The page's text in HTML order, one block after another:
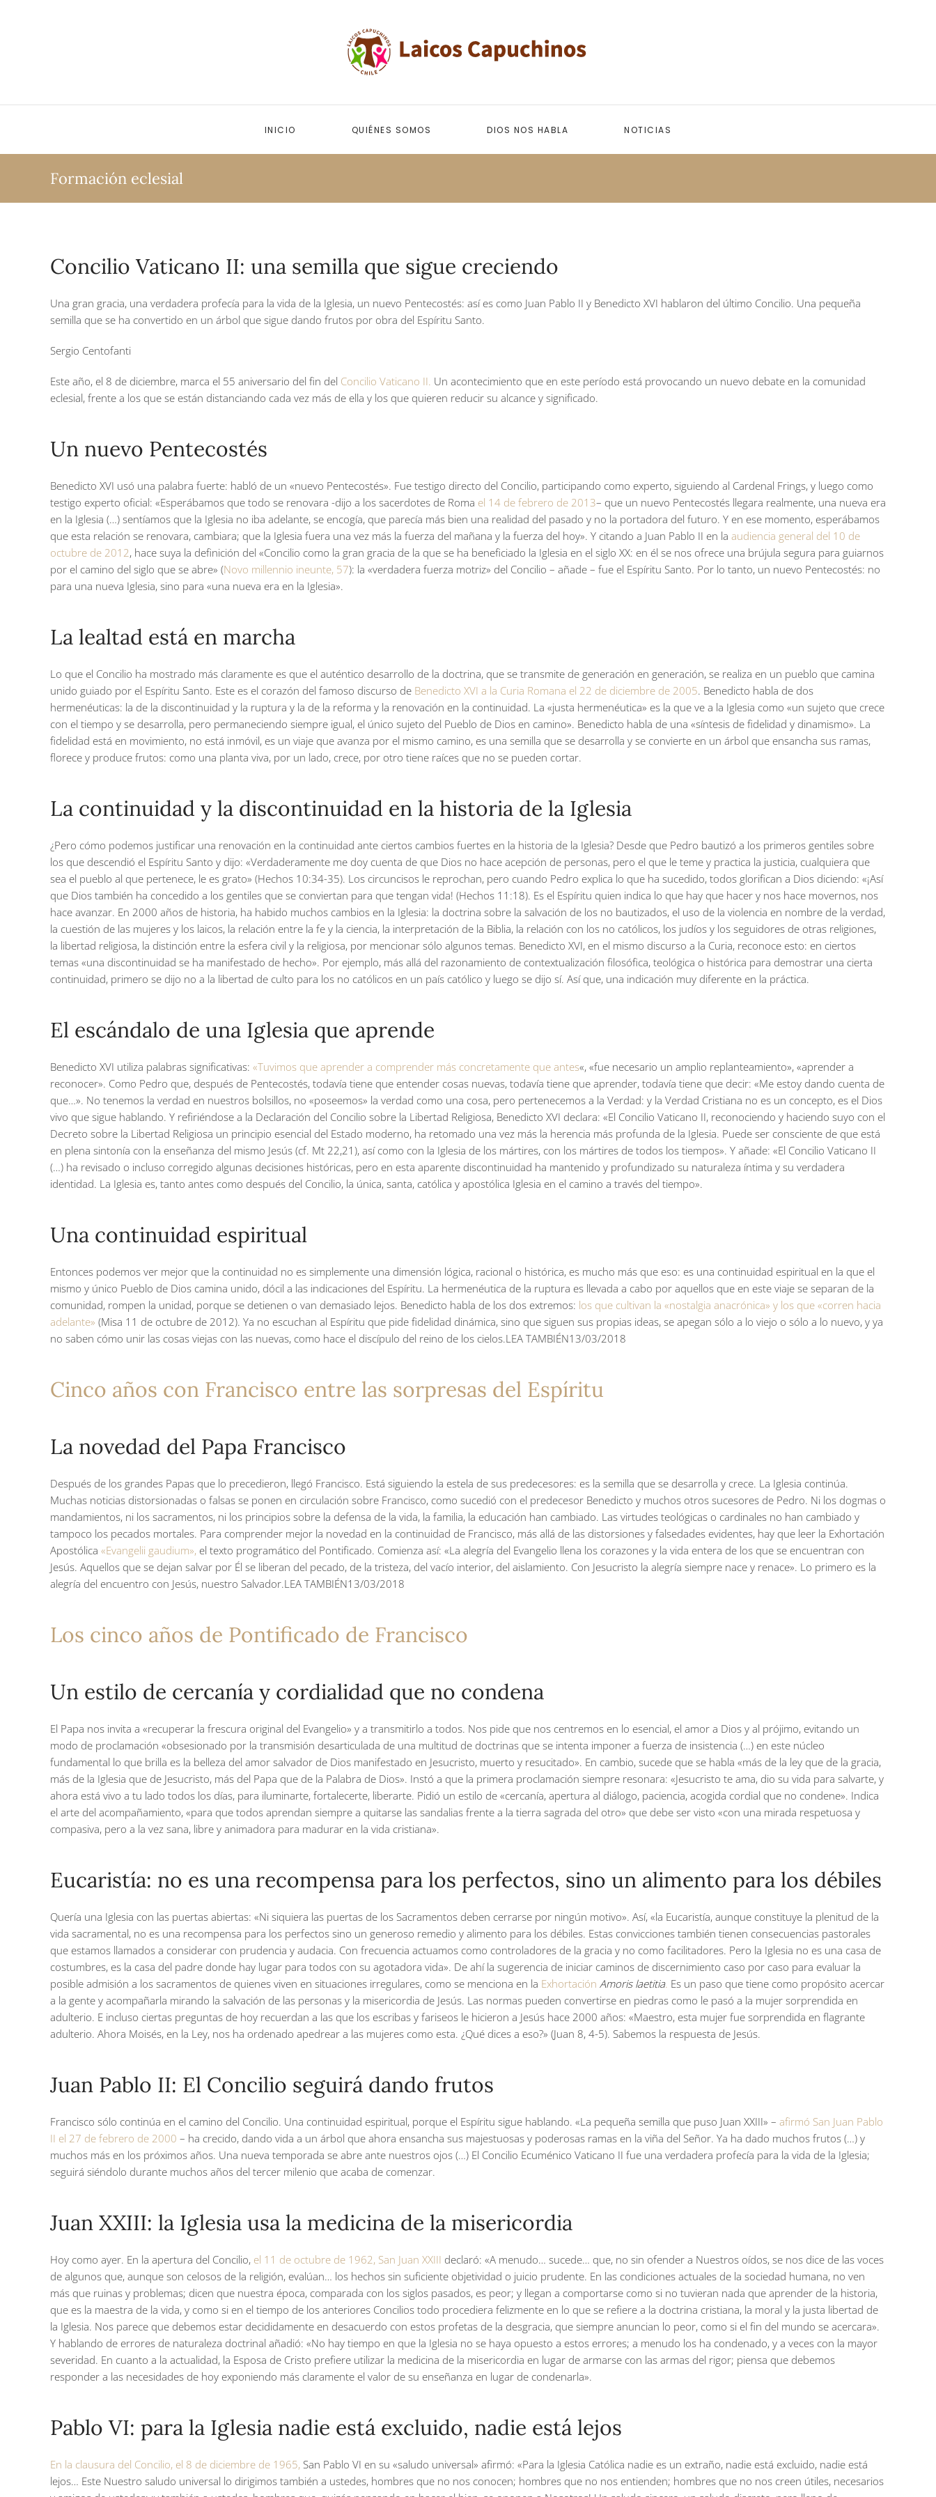
INICIO QUIÉNES SOMOS DIOS NOS HABLA NOTICIAS
Formación eclesial
Concilio Vaticano II: una semilla que sigue creciendo
Una gran gracia, una verdadera profecía para la vida de la Iglesia, un nuevo Pentecostés: así es como Juan Pablo II y Benedicto XVI hablaron del último Concilio. Una pequeña
semilla que se ha convertido en un árbol que sigue dando frutos por obra del Espíritu Santo.
Sergio Centofanti
Este año, el 8 de diciembre, marca el 55 aniversario del fin del Concilio Vaticano II. Un acontecimiento que en este período está provocando un nuevo debate en la comunidad
eclesial, frente a los que se están distanciando cada vez más de ella y los que quieren reducir su alcance y significado.
Un nuevo Pentecostés
Benedicto XVI usó una palabra fuerte: habló de un «nuevo Pentecostés». Fue testigo directo del Concilio, participando como experto, siguiendo al Cardenal Frings, y luego como
testigo experto oficial: «Esperábamos que todo se renovara -dijo a los sacerdotes de Roma el 14 de febrero de 2013– que un nuevo Pentecostés llegara realmente, una nueva era
en la Iglesia (…) sentíamos que la Iglesia no iba adelante, se encogía, que parecía más bien una realidad del pasado y no la portadora del futuro. Y en ese momento, esperábamos
que esta relación se renovara, cambiara; que la Iglesia fuera una vez más la fuerza del mañana y la fuerza del hoy». Y citando a Juan Pablo II en la audiencia general del 10 de
octubre de 2012, hace suya la definición del «Concilio como la gran gracia de la que se ha beneficiado la Iglesia en el siglo XX: en él se nos ofrece una brújula segura para guiarnos
por el camino del siglo que se abre» (Novo millennio ineunte, 57): la «verdadera fuerza motriz» del Concilio – añade – fue el Espíritu Santo. Por lo tanto, un nuevo Pentecostés: no
para una nueva Iglesia, sino para «una nueva era en la Iglesia».
La lealtad está en marcha
Lo que el Concilio ha mostrado más claramente es que el auténtico desarrollo de la doctrina, que se transmite de generación en generación, se realiza en un pueblo que camina
unido guiado por el Espíritu Santo. Este es el corazón del famoso discurso de Benedicto XVI a la Curia Romana el 22 de diciembre de 2005. Benedicto habla de dos
hermenéuticas: la de la discontinuidad y la ruptura y la de la reforma y la renovación en la continuidad. La «justa hermenéutica» es la que ve a la Iglesia como «un sujeto que crece
con el tiempo y se desarrolla, pero permaneciendo siempre igual, el único sujeto del Pueblo de Dios en camino». Benedicto habla de una «síntesis de fidelidad y dinamismo». La
fidelidad está en movimiento, no está inmóvil, es un viaje que avanza por el mismo camino, es una semilla que se desarrolla y se convierte en un árbol que ensancha sus ramas,
florece y produce frutos: como una planta viva, por un lado, crece, por otro tiene raíces que no se pueden cortar.
La continuidad y la discontinuidad en la historia de la Iglesia
¿Pero cómo podemos justificar una renovación en la continuidad ante ciertos cambios fuertes en la historia de la Iglesia? Desde que Pedro bautizó a los primeros gentiles sobre
los que descendió el Espíritu Santo y dijo: «Verdaderamente me doy cuenta de que Dios no hace acepción de personas, pero el que le teme y practica la justicia, cualquiera que
sea el pueblo al que pertenece, le es grato» (Hechos 10:34-35). Los circuncisos le reprochan, pero cuando Pedro explica lo que ha sucedido, todos glorifican a Dios diciendo: «¡Así
que Dios también ha concedido a los gentiles que se conviertan para que tengan vida! (Hechos 11:18). Es el Espíritu quien indica lo que hay que hacer y nos hace movernos, nos
hace avanzar. En 2000 años de historia, ha habido muchos cambios en la Iglesia: la doctrina sobre la salvación de los no bautizados, el uso de la violencia en nombre de la verdad,
la cuestión de las mujeres y los laicos, la relación entre la fe y la ciencia, la interpretación de la Biblia, la relación con los no católicos, los judíos y los seguidores de otras religiones,
la libertad religiosa, la distinción entre la esfera civil y la religiosa, por mencionar sólo algunos temas. Benedicto XVI, en el mismo discurso a la Curia, reconoce esto: en ciertos
temas «una discontinuidad se ha manifestado de hecho». Por ejemplo, más allá del razonamiento de contextualización filosófica, teológica o histórica para demostrar una cierta
continuidad, primero se dijo no a la libertad de culto para los no católicos en un país católico y luego se dijo sí. Así que, una indicación muy diferente en la práctica.
El escándalo de una Iglesia que aprende
Benedicto XVI utiliza palabras significativas: «Tuvimos que aprender a comprender más concretamente que antes«, «fue necesario un amplio replanteamiento», «aprender a
reconocer». Como Pedro que, después de Pentecostés, todavía tiene que entender cosas nuevas, todavía tiene que aprender, todavía tiene que decir: «Me estoy dando cuenta de
que…». No tenemos la verdad en nuestros bolsillos, no «poseemos» la verdad como una cosa, pero pertenecemos a la Verdad: y la Verdad Cristiana no es un concepto, es el Dios
vivo que sigue hablando. Y refiriéndose a la Declaración del Concilio sobre la Libertad Religiosa, Benedicto XVI declara: «El Concilio Vaticano II, reconociendo y haciendo suyo con el
Decreto sobre la Libertad Religiosa un principio esencial del Estado moderno, ha retomado una vez más la herencia más profunda de la Iglesia. Puede ser consciente de que está
en plena sintonía con la enseñanza del mismo Jesús (cf. Mt 22,21), así como con la Iglesia de los mártires, con los mártires de todos los tiempos». Y añade: «El Concilio Vaticano II
(…) ha revisado o incluso corregido algunas decisiones históricas, pero en esta aparente discontinuidad ha mantenido y profundizado su naturaleza íntima y su verdadera
identidad. La Iglesia es, tanto antes como después del Concilio, la única, santa, católica y apostólica Iglesia en el camino a través del tiempo».
Una continuidad espiritual
Entonces podemos ver mejor que la continuidad no es simplemente una dimensión lógica, racional o histórica, es mucho más que eso: es una continuidad espiritual en la que el
mismo y único Pueblo de Dios camina unido, dócil a las indicaciones del Espíritu. La hermenéutica de la ruptura es llevada a cabo por aquellos que en este viaje se separan de la
comunidad, rompen la unidad, porque se detienen o van demasiado lejos. Benedicto habla de los dos extremos: los que cultivan la «nostalgia anacrónica» y los que «corren hacia
adelante» (Misa 11 de octubre de 2012). Ya no escuchan al Espíritu que pide fidelidad dinámica, sino que siguen sus propias ideas, se apegan sólo a lo viejo o sólo a lo nuevo, y ya
no saben cómo unir las cosas viejas con las nuevas, como hace el discípulo del reino de los cielos.LEA TAMBIÉN13/03/2018
Cinco años con Francisco entre las sorpresas del Espíritu
La novedad del Papa Francisco
Después de los grandes Papas que lo precedieron, llegó Francisco. Está siguiendo la estela de sus predecesores: es la semilla que se desarrolla y crece. La Iglesia continúa.
Muchas noticias distorsionadas o falsas se ponen en circulación sobre Francisco, como sucedió con el predecesor Benedicto y muchos otros sucesores de Pedro. Ni los dogmas o
mandamientos, ni los sacramentos, ni los principios sobre la defensa de la vida, la familia, la educación han cambiado. Las virtudes teológicas o cardinales no han cambiado y
tampoco los pecados mortales. Para comprender mejor la novedad en la continuidad de Francisco, más allá de las distorsiones y falsedades evidentes, hay que leer la Exhortación
Apostólica «Evangelii gaudium», el texto programático del Pontificado. Comienza así: «La alegría del Evangelio llena los corazones y la vida entera de los que se encuentran con
Jesús. Aquellos que se dejan salvar por Él se liberan del pecado, de la tristeza, del vacío interior, del aislamiento. Con Jesucristo la alegría siempre nace y renace». Lo primero es la
alegría del encuentro con Jesús, nuestro Salvador.LEA TAMBIÉN13/03/2018
Los cinco años de Pontificado de Francisco
Un estilo de cercanía y cordialidad que no condena
El Papa nos invita a «recuperar la frescura original del Evangelio» y a transmitirlo a todos. Nos pide que nos centremos en lo esencial, el amor a Dios y al prójimo, evitando un
modo de proclamación «obsesionado por la transmisión desarticulada de una multitud de doctrinas que se intenta imponer a fuerza de insistencia (…) en este núcleo
fundamental lo que brilla es la belleza del amor salvador de Dios manifestado en Jesucristo, muerto y resucitado». En cambio, sucede que se habla «más de la ley que de la gracia,
más de la Iglesia que de Jesucristo, más del Papa que de la Palabra de Dios». Instó a que la primera proclamación siempre resonara: «Jesucristo te ama, dio su vida para salvarte, y
ahora está vivo a tu lado todos los días, para iluminarte, fortalecerte, liberarte. Pidió un estilo de «cercanía, apertura al diálogo, paciencia, acogida cordial que no condene». Indica
el arte del acompañamiento, «para que todos aprendan siempre a quitarse las sandalias frente a la tierra sagrada del otro» que debe ser visto «con una mirada respetuosa y
compasiva, pero a la vez sana, libre y animadora para madurar en la vida cristiana».
Eucaristía: no es una recompensa para los perfectos, sino un alimento para los débiles
Quería una Iglesia con las puertas abiertas: «Ni siquiera las puertas de los Sacramentos deben cerrarse por ningún motivo». Así, «la Eucaristía, aunque constituye la plenitud de la
vida sacramental, no es una recompensa para los perfectos sino un generoso remedio y alimento para los débiles. Estas convicciones también tienen consecuencias pastorales
que estamos llamados a considerar con prudencia y audacia. Con frecuencia actuamos como controladores de la gracia y no como facilitadores. Pero la Iglesia no es una casa de
costumbres, es la casa del padre donde hay lugar para todos con su agotadora vida». De ahí la sugerencia de iniciar caminos de discernimiento caso por caso para evaluar la
posible admisión a los sacramentos de quienes viven en situaciones irregulares, como se menciona en la Exhortación Amoris laetitia. Es un paso que tiene como propósito acercar
a la gente y acompañarla mirando la salvación de las personas y la misericordia de Jesús. Las normas pueden convertirse en piedras como le pasó a la mujer sorprendida en
adulterio. E incluso ciertas preguntas de hoy recuerdan a las que los escribas y fariseos le hicieron a Jesús hace 2000 años: «Maestro, esta mujer fue sorprendida en flagrante
adulterio. Ahora Moisés, en la Ley, nos ha ordenado apedrear a las mujeres como esta. ¿Qué dices a eso?» (Juan 8, 4-5). Sabemos la respuesta de Jesús.
Juan Pablo II: El Concilio seguirá dando frutos
Francisco sólo continúa en el camino del Concilio. Una continuidad espiritual, porque el Espíritu sigue hablando. «La pequeña semilla que puso Juan XXIII» – afirmó San Juan Pablo
II el 27 de febrero de 2000 – ha crecido, dando vida a un árbol que ahora ensancha sus majestuosas y poderosas ramas en la viña del Señor. Ya ha dado muchos frutos (…) y
muchos más en los próximos años. Una nueva temporada se abre ante nuestros ojos (…) El Concilio Ecuménico Vaticano II fue una verdadera profecía para la vida de la Iglesia;
seguirá siéndolo durante muchos años del tercer milenio que acaba de comenzar.
Juan XXIII: la Iglesia usa la medicina de la misericordia
Hoy como ayer. En la apertura del Concilio, el 11 de octubre de 1962, San Juan XXIII declaró: «A menudo… sucede… que, no sin ofender a Nuestros oídos, se nos dice de las voces
de algunos que, aunque son celosos de la religión, evalúan… los hechos sin suficiente objetividad o juicio prudente. En las condiciones actuales de la sociedad humana, no ven
más que ruinas y problemas; dicen que nuestra época, comparada con los siglos pasados, es peor; y llegan a comportarse como si no tuvieran nada que aprender de la historia,
que es la maestra de la vida, y como si en el tiempo de los anteriores Concilios todo procediera felizmente en lo que se refiere a la doctrina cristiana, la moral y la justa libertad de
la Iglesia. Nos parece que debemos estar decididamente en desacuerdo con estos profetas de la desgracia, que siempre anuncian lo peor, como si el fin del mundo se acercara».
Y hablando de errores de naturaleza doctrinal añadió: «No hay tiempo en que la Iglesia no se haya opuesto a estos errores; a menudo los ha condenado, y a veces con la mayor
severidad. En cuanto a la actualidad, la Esposa de Cristo prefiere utilizar la medicina de la misericordia en lugar de armarse con las armas del rigor; piensa que debemos
responder a las necesidades de hoy exponiendo más claramente el valor de su enseñanza en lugar de condenarla».
Pablo VI: para la Iglesia nadie está excluido, nadie está lejos
En la clausura del Concilio, el 8 de diciembre de 1965, San Pablo VI en su «saludo universal» afirmó: «Para la Iglesia Católica nadie es un extraño, nadie está excluido, nadie está
lejos… Este Nuestro saludo universal lo dirigimos también a ustedes, hombres que no nos conocen; hombres que no nos entienden; hombres que no nos creen útiles, necesarios